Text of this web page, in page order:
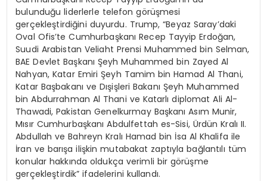
bulunduğu liderlerle telefon görüşmesi
gerçekleştirdiğini duyurdu. Trump, “Beyaz Saray’daki
Oval Ofis’te Cumhurbaşkanı Recep Tayyip Erdoğan,
Suudi Arabistan Veliaht Prensi Muhammed bin Selman,
BAE Devlet Başkanı Şeyh Muhammed bin Zayed Al
Nahyan, Katar Emiri Şeyh Tamim bin Hamad Al Thani,
Katar Başbakanı ve Dışişleri Bakanı Şeyh Muhammed
bin Abdurrahman Al Thani ve Katarlı diplomat Ali Al-
Thawadi, Pakistan Genelkurmay Başkanı Asım Munir,
Mısır Cumhurbaşkanı Abdulfettah es-Sisi, Ürdün Kralı II.
Abdullah ve Bahreyn Kralı Hamad bin İsa Al Khalifa ile
İran ve barışa ilişkin mutabakat zaptıyla bağlantılı tüm
konular hakkında oldukça verimli bir görüşme
gerçekleştirdik” ifadelerini kullandı.